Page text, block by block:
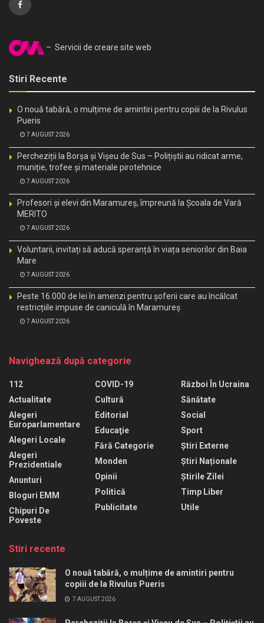
– Servicii de creare site web
Stiri Recente
O nouă tabără, o mulțime de amintiri pentru copiii de la Rivulus
Pueris
7 AUGUST 2026
Percheziții la Borșa și Vișeu de Sus – Polițiștii au ridicat arme,
muniție, trofee și materiale pirotehnice
7 AUGUST 2026
Profesori și elevi din Maramureș, împreună la Școala de Vară
MERITO
7 AUGUST 2026
Voluntarii, invitați să aducă speranță în viața seniorilor din Baia
Mare
7 AUGUST 2026
Peste 16.000 de lei în amenzi pentru șoferii care au încălcat
restricțiile impuse de caniculă în Maramureș
7 AUGUST 2026
Navighează după categorie
112
Actualitate
Alegeri
Europarlamentare
Alegeri Locale
Alegeri
Prezidentiale
Anunturi
Bloguri EMM
Chipuri De
Poveste
COVID-19
Cultură
Editorial
Educaţie
Fără Categorie
Monden
Opinii
Politică
Publicitate
Război În Ucraina
Sănătate
Social
Sport
Știri Externe
Știri Naționale
Știrile Zilei
Timp Liber
Utile
Stiri recente
O nouă tabără, o mulțime de amintiri pentru
copiii de la Rivulus Pueris
7 AUGUST 2026